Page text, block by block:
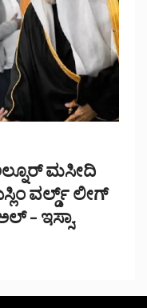
ಮಸೀದಿ
ವರ್ಲ್ಡ್ ಲೀಗ್
– ಇಸ್ಸಾ.